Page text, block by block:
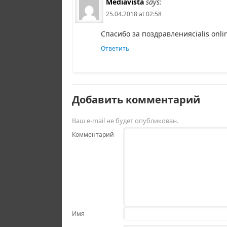
25.04.2018 at 02:58
Спасибо за поздравленияcialis
Ответить
Добавить комментарий
Ваш e-mail не будет опубликован.
Комментарий
Имя